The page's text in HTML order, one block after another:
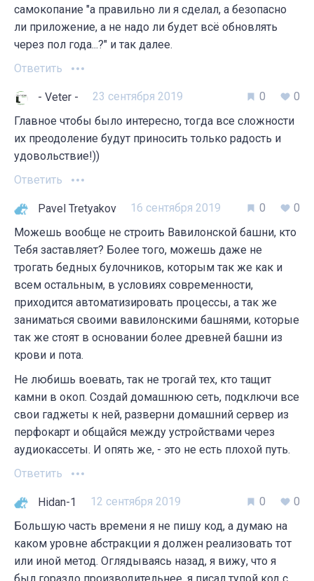
- Veter - 23 сентября 2019 0
0
Главное чтобы было интересно, тогда все сложности
их преодоление будут приносить только радость и
удовольствие!))
Ответить
Pavel Tretyakov 16 сентября 2019 0
0
Можешь вообще не строить Вавилонской башни, кто
Тебя заставляет? Более того, можешь даже не
трогать бедных булочников, которым так же как и
всем остальным, в условиях современности,
приходится автоматизировать процессы, а так же
заниматься своими вавилонскими башнями, которые
так же стоят в основании более древней башни из
крови и пота.
Не любишь воевать, так не трогай тех, кто тащит
камни в окоп. Создай домашнюю сеть, подключи все
свои гаджеты к ней, разверни домашний сервер из
перфокарт и общайся между устройствами через
аудиокассеты. И опять же, - это не есть плохой путь.
Ответить
самокопание "а правильно ли я сделал, а безопасно
ли приложение, а не надо ли будет всё обновлять
через пол года...?" и так далее.
Ответить
Hidan-1 12 сентября 2019 0
0
Большую часть времени я не пишу код, а думаю на
каком уровне абстракции я должен реализовать тот
или иной метод. Оглядываясь назад, я вижу, что я